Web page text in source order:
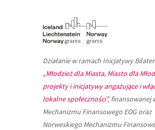
Działanie w ramach Inicjatywy
„Młodzież dla Miasta, Miasto dla
projekty i inicjatywy angażujące i
lokalne społeczności”, finansowanej
Mechanizmu Finansowego EOG oraz
Norweskiego Mechanizmu